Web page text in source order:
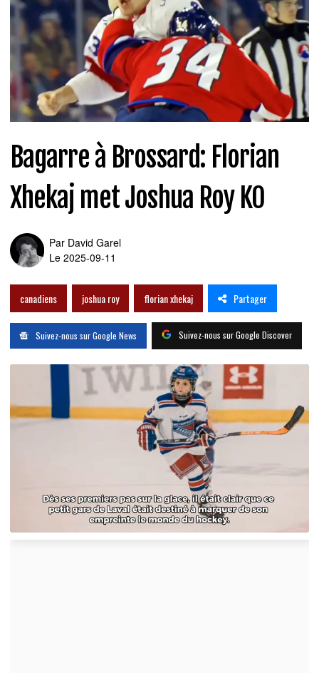
Bagarre à Brossard: Florian
Xhekaj met Joshua Roy KO
Par David Garel
Le 2025-09-11
canadiens joshua roy florian xhekaj Partager
Suivez-nous sur Google News Suivez-nous sur Google Discover